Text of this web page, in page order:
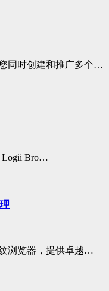
同时创建和推广多个…
Logii Bro…
浏览器，提供卓越…